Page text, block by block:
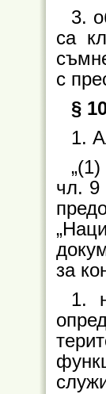
3.
са
с
§
1.
чл. 9
за
1.